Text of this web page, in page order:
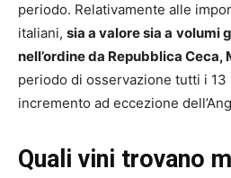
periodo. Relativamente alle
italiani, sia a valore sia a volumi
nell’ordine da Repubblica Ceca,
periodo di osservazione tutti i 13
incremento ad eccezione
Quali vini trovano